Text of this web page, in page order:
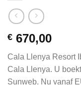
€ 670,00
Cala Llenya Resort
Cala Llenya. U
Sunweb. Nu vanaf